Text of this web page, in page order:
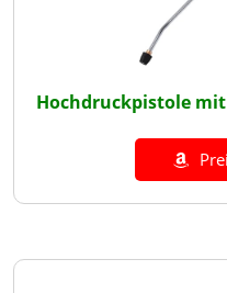
Hochdruckpistole